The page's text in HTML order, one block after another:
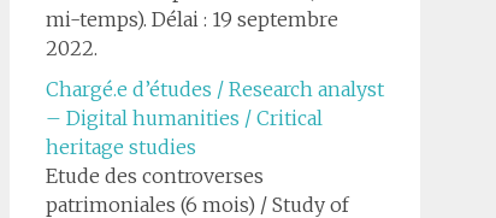
mi-temps). Délai : 19 septembre
2022.
Chargé.e d’études / Research analyst
– Digital humanities / Critical
heritage studies
Etude des controverses
patrimoniales (6 mois) / Study of